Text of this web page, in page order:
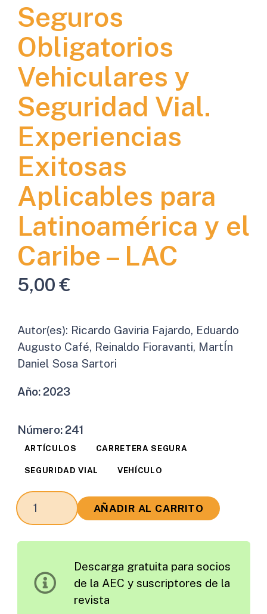
Seguros
Obligatorios
Vehiculares y
Seguridad Vial.
Experiencias
Exitosas
Aplicables para
Latinoamérica y el
Caribe – LAC
5,00€
Autor(es): Ricardo Gaviria Fajardo, Eduardo
Augusto Café, Reinaldo Fioravanti, MartÍn
Daniel Sosa Sartori
Año:2023
Número:241
ARTÍCULOS CARRETERA SEGURA
SEGURIDAD VIAL VEHÍCULO
Seguros
Obligatorios
Vial.
Experiencias
AÑADIR AL CARRITO
Descarga gratuita para socios
de la AEC y suscriptores de la
revista